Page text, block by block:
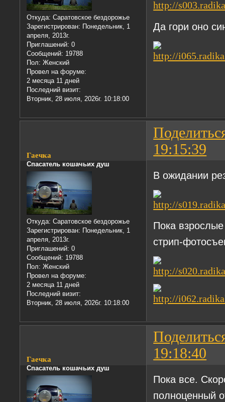
Откуда: Саратовское бездорожье
Зарегистрирован: Понедельник, 1
апреля, 2013г.
Приглашений: 0
Сообщений: 19788
Пол: Женский
Провел на форуме:
2 месяца 11 дней
Последний визит:
Вторник, 28 июля, 2026г. 10:18:00
Да гори оно
19:15:39
Гаечка
Спасатель кошачьих душ
Откуда: Саратовское бездорожье
Зарегистрирован: Понедельник, 1
апреля, 2013г.
Приглашений: 0
Сообщений: 19788
Пол: Женский
Провел на форуме:
2 месяца 11 дней
Последний визит:
Вторник, 28 июля, 2026г. 10:18:00
В ожидании
Пока
стрип-
19:18:40
Гаечка
Спасатель кошачьих душ
Пока все.
полноценный